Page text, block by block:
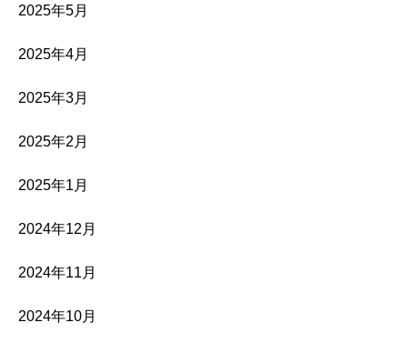
2025年5月
2025年4月
2025年3月
2025年2月
2025年1月
2024年12月
2024年11月
2024年10月